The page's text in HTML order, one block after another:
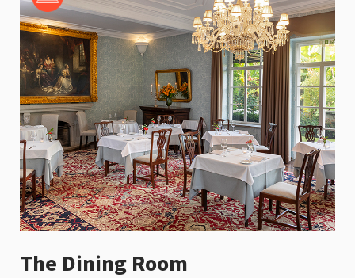
The Dining Room